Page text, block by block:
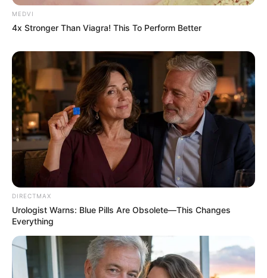
From Albinos To Polygamists: The World's Most
Unique Families
BRAINBERRIES
Mysterious Roman Statue Unearthed In Toledo
BRAINBERRIES
MEDVI
4x Stronger Than Viagra! This To Perform Better
DIRECTMAX
Urologist Warns: Blue Pills Are Obsolete—This Changes
Everything